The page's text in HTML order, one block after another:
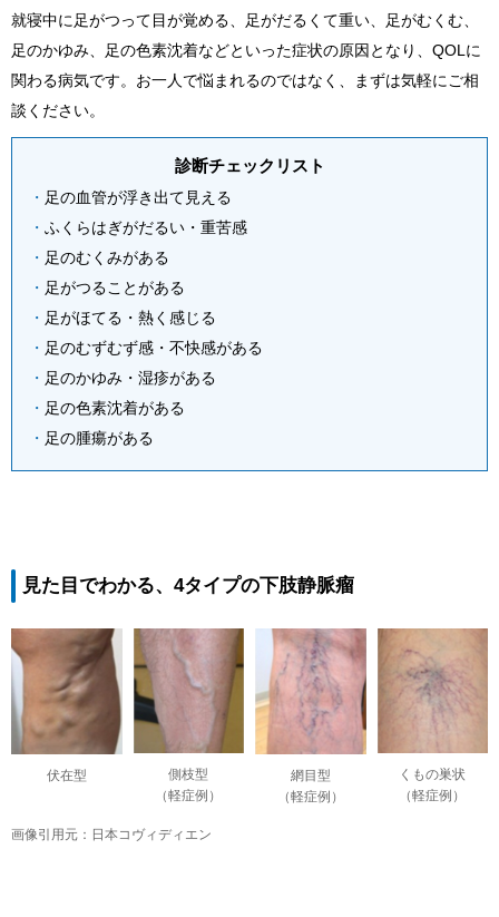
就寝中に足がつって目が覚める、足がだるくて重い、足がむくむ、
足のかゆみ、足の色素沈着などといった症状の原因となり、QOLに
関わる病気です。お一人で悩まれるのではなく、まずは気軽にご相
談ください。
診断チェックリスト
足の血管が浮き出て見える
ふくらはぎがだるい・重苦感
足のむくみがある
足がつることがある
足がほてる・熱く感じる
足のむずむず感・不快感がある
足のかゆみ・湿疹がある
足の色素沈着がある
足の腫瘍がある
見た目でわかる、4タイプの下肢静脈瘤
伏在型
側枝型
（軽症例）
網目型
（軽症例）
くもの巣状
（軽症例）
画像引用元：日本コヴィディエン